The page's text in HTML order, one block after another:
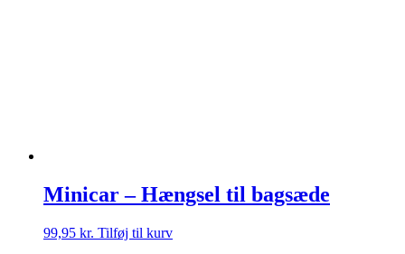
Minicar – Hængsel til bagsæde
99,95 kr. Tilføj til kurv